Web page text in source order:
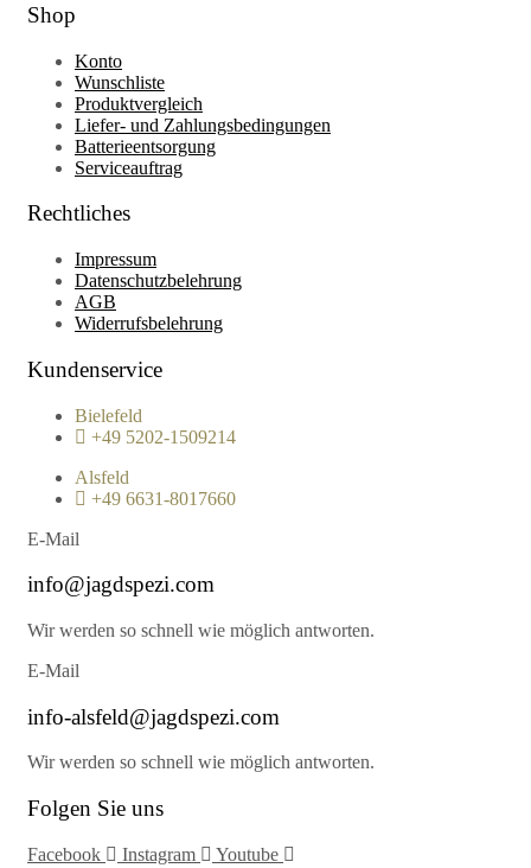
Shop
Konto
Wunschliste
Produktvergleich
Liefer- und Zahlungsbedingungen
Batterieentsorgung
Serviceauftrag
Rechtliches
Impressum
Datenschutzbelehrung
AGB
Widerrufsbelehrung
Kundenservice
Bielefeld
+49 5202-1509214
Alsfeld
+49 6631-8017660
E-Mail
info@jagdspezi.com
Wir werden so schnell wie möglich antworten.
E-Mail
info-alsfeld@jagdspezi.com
Wir werden so schnell wie möglich antworten.
Folgen Sie uns
Facebook Instagram Youtube